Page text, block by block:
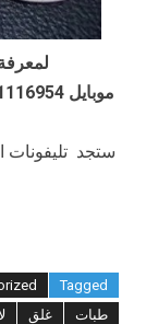
ستجد تليفونات
Tagged
طبات
غلق